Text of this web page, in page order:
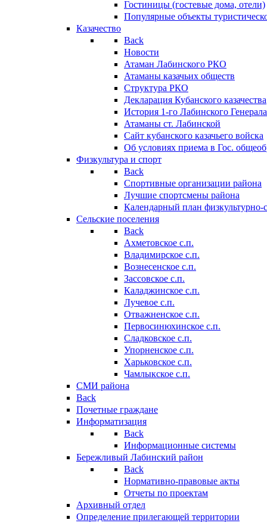
Гостиницы (гостевые дома, отели)
Популярные объекты
Казачество
Back
Новости
Атаман Лабинского РКО
Атаманы казачьих обществ
Структура РКО
Декларация Кубанского казачества
История 1-го Лабинского
Атаманы ст. Лабинской
Cайт кубанского казачьего войска
Об условиях приема в Гос.
Физкультура и спорт
Back
Спортивные организации района
Лучшие спортсмены района
Календарный план
Сельские поселения
Back
Ахметовское с.п.
Владимирское с.п.
Вознесенское с.п.
Зассовское с.п.
Каладжинское с.п.
Лучевое с.п.
Отважненское с.п.
Первосинюхинское с.п.
Сладковское с.п.
Упорненское с.п.
Харьковское с.п.
Чамлыкское с.п.
СМИ района
Back
Почетные граждане
Информатизация
Back
Информационные системы
Бережливый Лабинский район
Back
Нормативно-правовые акты
Отчеты по проектам
Архивный отдел
Определение прилегающей территории